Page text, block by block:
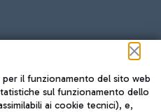
il funzionamento del sito web
sul funzionamento dello
ai cookie tecnici), e,